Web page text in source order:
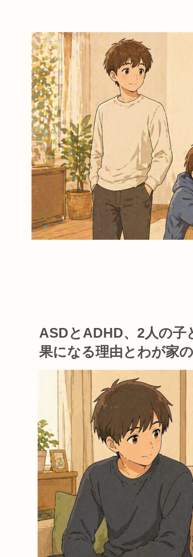
ASDとADHD、2人の子
果になる理由とわが家